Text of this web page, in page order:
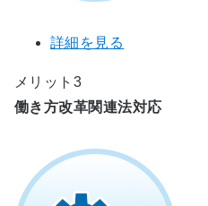
詳細を見る
メリット3
働き方改革関連法対応